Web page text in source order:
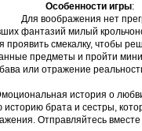
Особенности игры:
Для воображения нет
фантазий милый
проявить смекалку, чтобы
предметы и пройти
или отражение
история о
брата и сестры,
Отправляйтесь